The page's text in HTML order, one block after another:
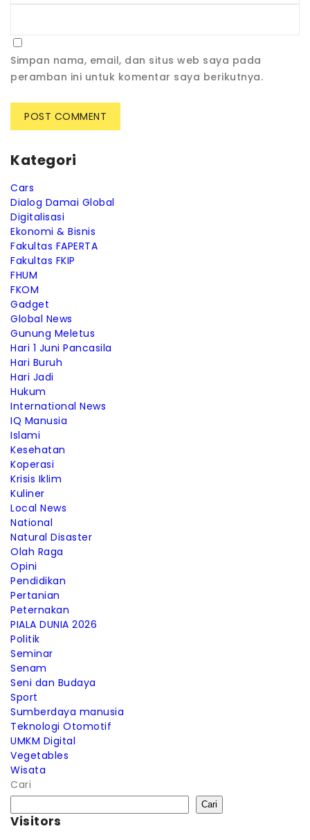
Kategori
Cars
Dialog Damai Global
Digitalisasi
Ekonomi & Bisnis
Fakultas FAPERTA
Fakultas FKIP
FHUM
FKOM
Gadget
Global News
Gunung Meletus
Hari 1 Juni Pancasila
Hari Buruh
Hari Jadi
Hukum
International News
IQ Manusia
Islami
Kesehatan
Koperasi
Krisis Iklim
Kuliner
Local News
National
Natural Disaster
Olah Raga
Opini
Pendidikan
Pertanian
Peternakan
PIALA DUNIA 2026
Politik
Seminar
Senam
Seni dan Budaya
Sport
Sumberdaya manusia
Teknologi Otomotif
UMKM Digital
Vegetables
Wisata
Simpan nama, email, dan situs web saya pada
peramban ini untuk komentar saya berikutnya.
Cari
Cari
Visitors